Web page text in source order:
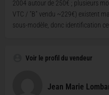
2004 autour de 250€ ; plusieurs
VTC / "B" vendu ~229€) existent
sous-modèle, donc identification
Voir le profil du vendeur
Jean Marie